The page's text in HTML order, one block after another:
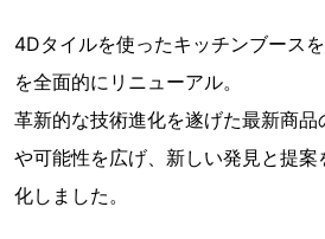
4Dタイルを使ったキッチンブース
を全面的にリニューアル。
革新的な技術進化を遂げた最新商品
や可能性を広げ、新しい発見と提
化しました。